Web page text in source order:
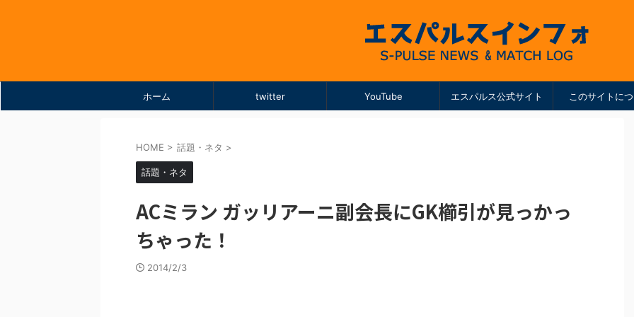
ホーム twitter YouTube エスパルス公式サイト このサイトに
HOME > 話題・ネタ >
話題・ネタ
ACミラン ガッリアーニ副会長にGK櫛引が見っかっ
ちゃった！
2014/2/3